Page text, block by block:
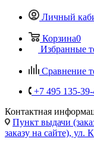
Личный
Корзина0
Избранные
Сравнение
+7 495 135-
Контактная
Пункт выдачи
заказу на сайте), ул.